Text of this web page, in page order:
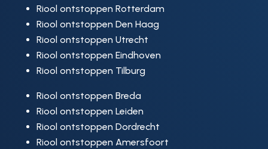
Riool ontstoppen Rotterdam
Riool ontstoppen Den Haag
Riool ontstoppen Utrecht
Riool ontstoppen Eindhoven
Riool ontstoppen Tilburg
Riool ontstoppen Breda
Riool ontstoppen Leiden
Riool ontstoppen Dordrecht
Riool ontstoppen Amersfoort